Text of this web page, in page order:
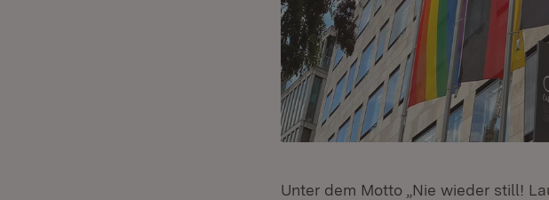
Unter dem Motto „Nie wieder still!